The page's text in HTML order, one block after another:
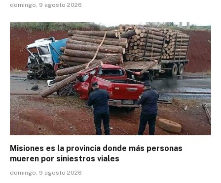
domingo, 9 agosto 2026
Misiones es la provincia donde más personas
mueren por siniestros viales
domingo, 9 agosto 2026